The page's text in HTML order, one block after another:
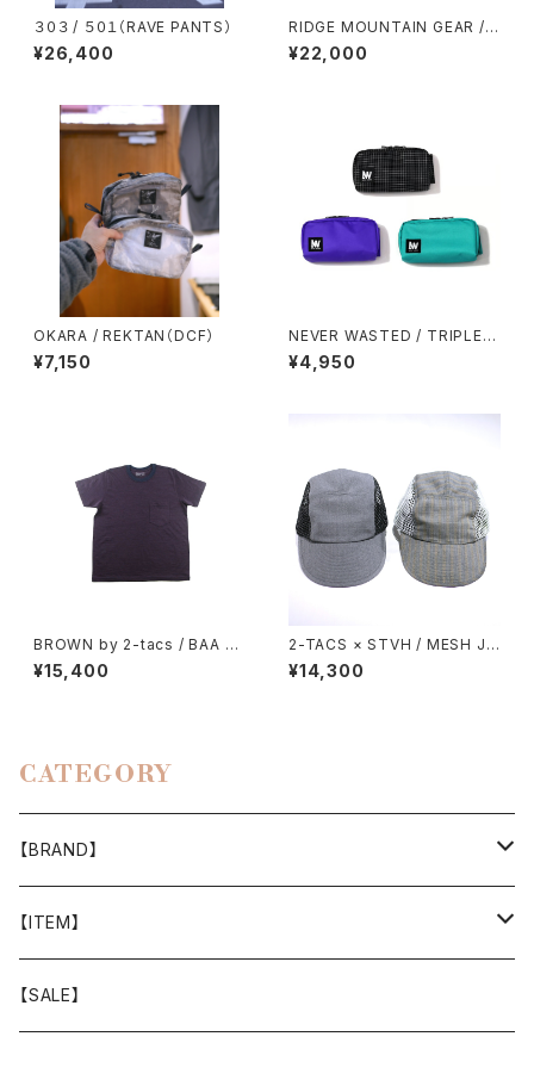
３０３ / ５０１（RAVE PANTS）
¥26,400
RIDGE MOUNTAIN GEAR / B
ASIC HIKE PANTS（UNISEX）
¥22,000
OKARA / REKTAN（DCF）
¥7,150
NEVER WASTED / TRIPLEY
ES
¥4,950
BROWN by 2-tacs / BAA P
OCKET
¥15,400
2-TACS × STVH / MESH JE
T CAP
¥14,300
CATEGORY
【BRAND】
山と道
T-SHIRT
迷迭香
【ITEM】
WEAR
【SALE】